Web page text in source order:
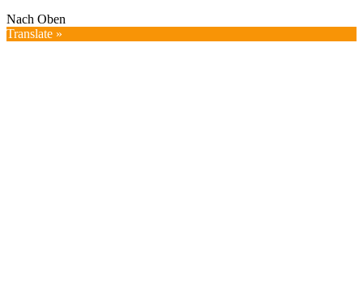
Nach Oben
Translate »